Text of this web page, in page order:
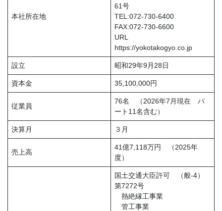
本社所在地
61号
TEL:072-730-6400
FAX:072-730-6600
URL
https://yokotakogyo.co.jp
設立 昭和29年9月28日
資本金 35,100,000円
従業員
76名 （2026年7月現在 パ
ート11名含む）
決算月 ３月
売上高
41億7,118万円 （2025年
度）
国土交通大臣許可 （般-4）
第7272号
熱絶縁工事業
管工事業